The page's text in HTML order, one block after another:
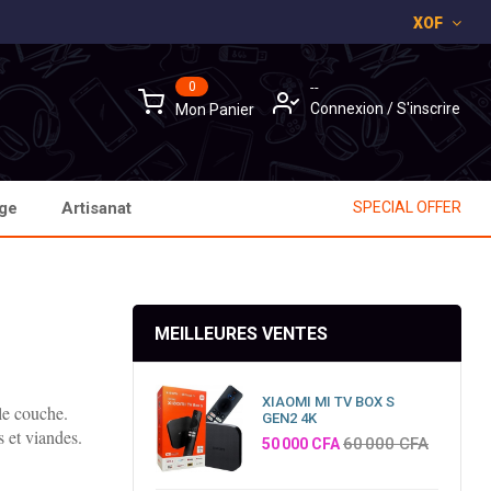
XOF
0
Mon Panier
--
Connexion/S'inscrire
Artisanat SPECIAL OFFER
couche.
et viandes.
MEILLEURES VENTES
XIAOMI MI TV BOX S
GEN2 4K
Prix
50 000 CFA60 000 CFA
×
×
×